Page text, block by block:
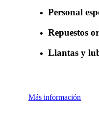
Personal
Repuestos
Llantas y
Más información